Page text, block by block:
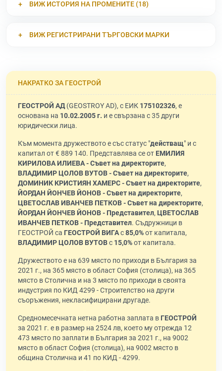
ВИЖ ИСТОРИЯ НА ПРОМЕНИТЕ (18)
ВИЖ РЕГИСТРИРАНИ ТЪРГОВСКИ МАРКИ
НАКРАТКО ЗА ГЕОСТРОЙ
ГЕОСТРОЙ АД(GEOSTROY AD), с ЕИК 175102326, е
основана на 10.02.2005 г. и е свързана с 35 други
юридически лица.
Към момента дружеството е със статус "действащ" и с
капитал от € 889 140. Представлява се от ЕМИЛИЯ
КИРИЛОВА ИЛИЕВА - Съвет на директорите,
ВЛАДИМИР ЦОЛОВ ВУТОВ - Съвет на директорите,
ДОМИНИК КРИСТИЯН ХАМЕРС - Съвет на директорите,
ЙОРДАН ЙОНЧЕВ ЙОНОВ - Съвет на директорите,
ЦВЕТОСЛАВ ИВАНЧЕВ ПЕТКОВ - Съвет на директорите,
ЙОРДАН ЙОНЧЕВ ЙОНОВ - Представител, ЦВЕТОСЛАВ
ИВАНЧЕВ ПЕТКОВ - Представител. Съдружници в
ГЕОСТРОЙ са ГЕОСТРОЙ ВИГАс85,0%от капитала,
ВЛАДИМИР ЦОЛОВ ВУТОВс 15,0%от капитала.
Дружеството е на 639 място по приходи в България за
2021 г., на 365 място в област София (столица), на 365
място в Столична и на 3 място по приходи в своята
индустрия по КИД 4299 - Строителство на други
съоръжения, некласифицирани другаде.
Средномесечната нетна работна заплата в ГЕОСТРОЙ
за 2021 г. е в размер на 2524 лв, което му отрежда 12
473 място по заплати в България за 2021 г., на 9002
място в област София (столица), на 9002 място в
община Столична и 41 по КИД - 4299.